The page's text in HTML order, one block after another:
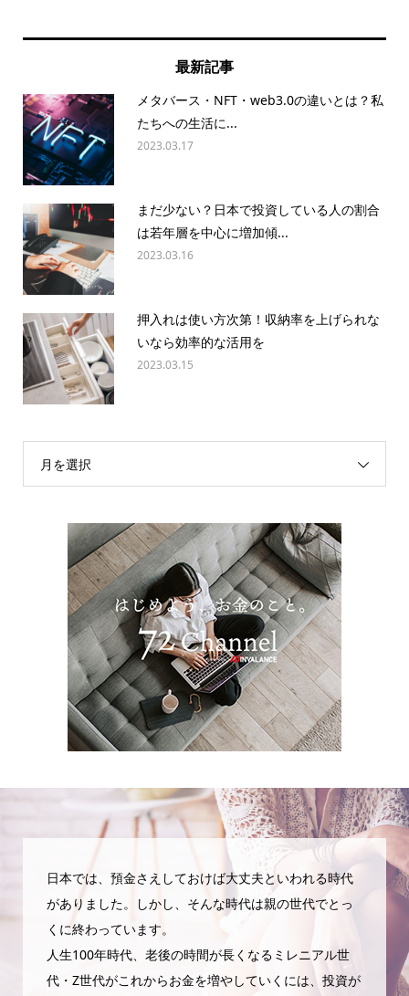
最新記事
メタバース・NFT・web3.0の違いとは？私
たちへの生活に...
2023.03.17
まだ少ない？日本で投資している人の割合
は若年層を中心に増加傾...
2023.03.16
押入れは使い方次第！収納率を上げられな
いなら効率的な活用を
2023.03.15
月を選択
日本では、預金さえしておけば大丈夫といわれる時代
がありました。しかし、そんな時代は親の世代でとっ
くに終わっています。
人生100年時代、老後の時間が長くなるミレニアル世
代・Z世代がこれからお金を増やしていくには、投資が